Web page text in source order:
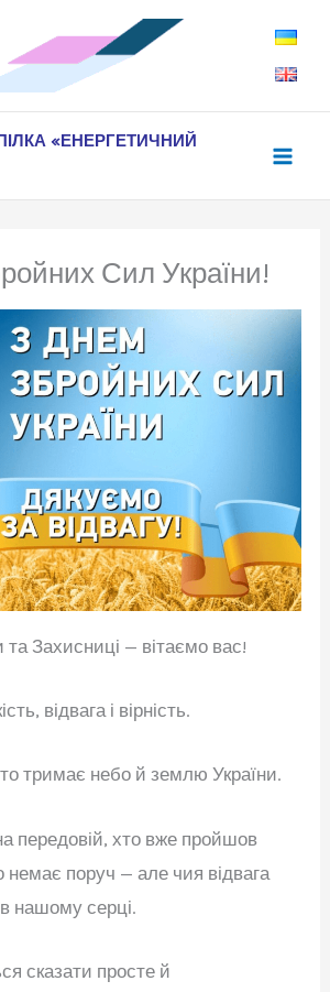
«ЕНЕРГЕТИЧНИЙ
Сил України!
Захисниці — вітаємо вас!
відвага і вірність.
тримає небо й землю України.
передовій, хто вже пройшов
немає поруч — але чия відвага
нашому серці.
сказати просте й